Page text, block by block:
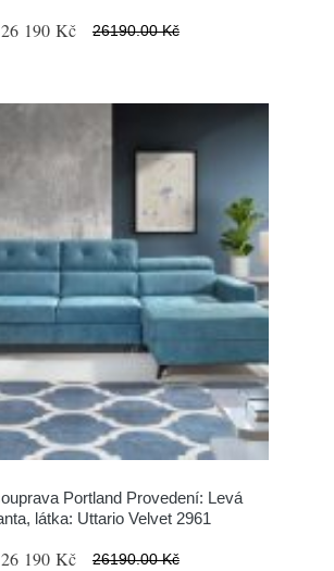
26 190 Kč 26190.00 Kč
Portland Provedení: Levá
látka: Uttario Velvet 2961
26 190 Kč 26190.00 Kč